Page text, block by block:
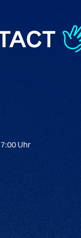
Uhr